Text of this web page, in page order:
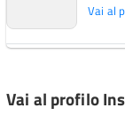
Vai al
Vai al
Vai al profilo